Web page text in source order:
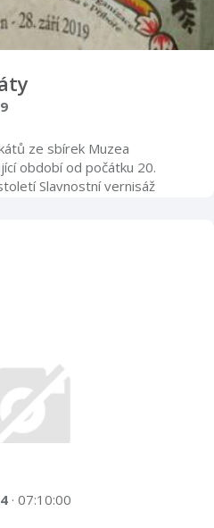
ze sbírek Muzea
období od počátku 20.
Slavnostní vernisáž
26. 6. – 28. 9. 2019
· 07:10:00